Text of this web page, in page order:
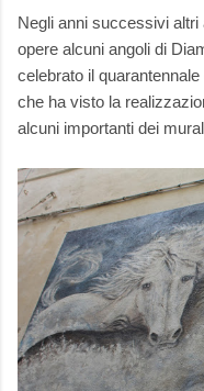
Negli anni successivi
opere alcuni angoli di
celebrato il
che ha visto la
alcuni importanti dei